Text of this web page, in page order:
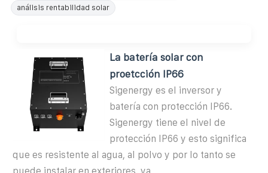
análisis rentabilidad solar
La batería solar con
proetcción IP66
Sigenergy es el inversor y
batería con protección IP66.
Sigenergy tiene el nivel de
protección IP66 y esto significa
que es resistente al agua, al polvo y por lo tanto se
puede instalar en exteriores, ya